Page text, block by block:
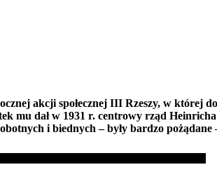
akcji społecznej III Rzeszy, w której
mu dał w 1931 r. centrowy rząd
i biednych – były bardzo